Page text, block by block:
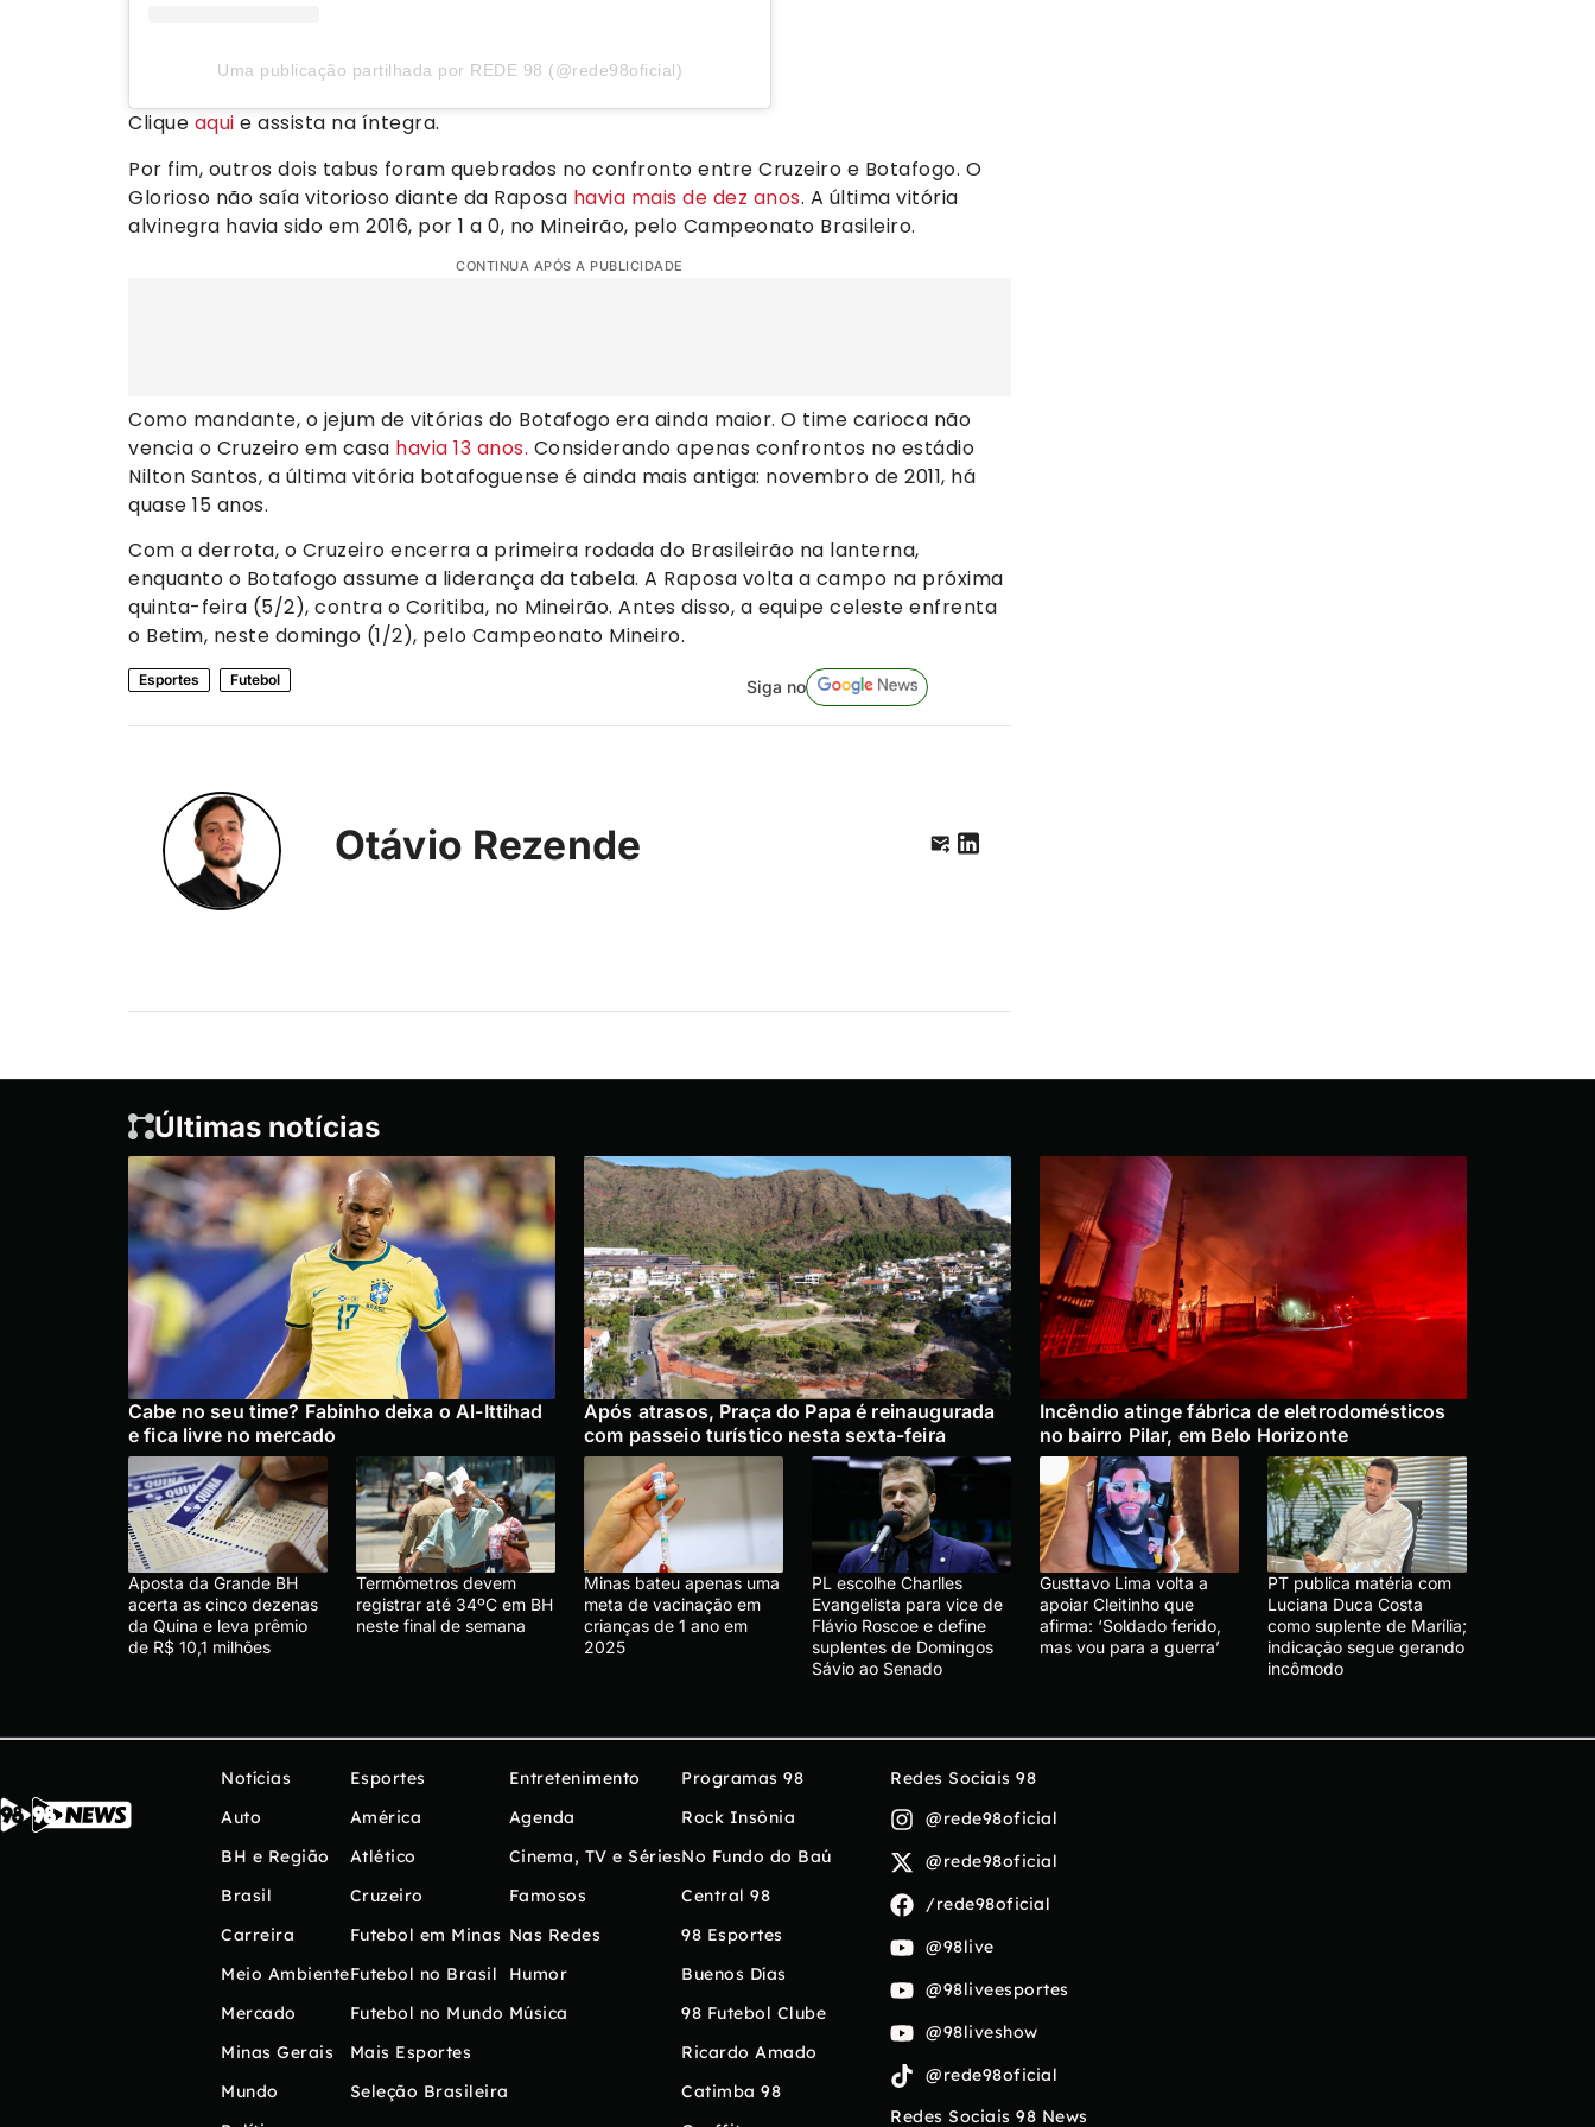
Uma publicação partilhada por REDE 98 (@rede98oficial)
Clique aqui e assista na íntegra.
Por fim, outros dois tabus foram quebrados no confronto entre Cruzeiro e Botafogo. O
Glorioso não saía vitorioso diante da Raposa havia mais de dez anos. A última vitória
alvinegra havia sido em 2016, por 1 a 0, no Mineirão, pelo Campeonato Brasileiro.
CONTINUA APÓS A PUBLICIDADE
Como mandante, o jejum de vitórias do Botafogo era ainda maior. O time carioca não
vencia o Cruzeiro em casa havia 13 anos. Considerando apenas confrontos no estádio
Nilton Santos, a última vitória botafoguense é ainda mais antiga: novembro de 2011, há
quase 15 anos.
Com a derrota, o Cruzeiro encerra a primeira rodada do Brasileirão na lanterna,
enquanto o Botafogo assume a liderança da tabela. A Raposa volta a campo na próxima
quinta-feira (5/2), contra o Coritiba, no Mineirão. Antes disso, a equipe celeste enfrenta
o Betim, neste domingo (1/2), pelo Campeonato Mineiro.
Esportes Futebol Siga no
Otávio Rezende
Últimas notícias
Cabe no seu time? Fabinho deixa o Al-Ittihad
e fica livre no mercado
Após atrasos, Praça do Papa é reinaugurada
com passeio turístico nesta sexta-feira
Incêndio atinge fábrica de eletrodomésticos
no bairro Pilar, em Belo Horizonte
Aposta da Grande BH
acerta as cinco dezenas
da Quina e leva prêmio
de R$ 10,1 milhões
Termômetros devem
registrar até 34ºC em BH
neste final de semana
Minas bateu apenas uma
meta de vacinação em
crianças de 1 ano em
2025
PL escolhe Charlles
Evangelista para vice de
Flávio Roscoe e define
suplentes de Domingos
Sávio ao Senado
Gusttavo Lima volta a
apoiar Cleitinho que
afirma: ‘Soldado ferido,
mas vou para a guerra’
PT publica matéria com
Luciana Duca Costa
como suplente de Marília;
indicação segue gerando
incômodo
Notícias
Auto
BH e Região
Brasil
Carreira
Meio Ambiente
Mercado
Minas Gerais
Mundo
Esportes
América
Atlético
Cruzeiro
Futebol em Minas
Futebol no Brasil
Futebol no Mundo
Mais Esportes
Seleção Brasileira
Entretenimento
Agenda
Cinema, TV e Séries
Famosos
Nas Redes
Humor
Música
Programas 98
Rock Insônia
No Fundo do Baú
Central 98
98 Esportes
Buenos Días
98 Futebol Clube
Ricardo Amado
Catimba 98
Redes Sociais 98
@rede98oficial
@rede98oficial
/rede98oficial
@98live
@98liveesportes
@98liveshow
@rede98oficial
Redes Sociais 98 News